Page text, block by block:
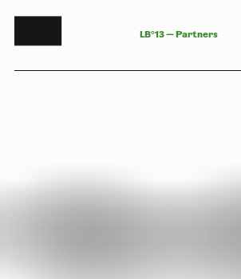
LB°13—Partners